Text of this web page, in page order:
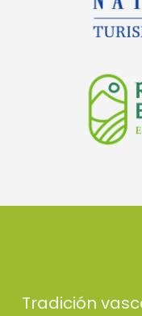
Tradición